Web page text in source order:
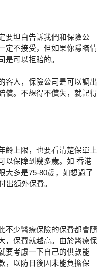
要坦白告訴我們和保險公
定不接受，但如果你隱瞞情
是可以拒賠的。
客人，保險公司是可以調出
償。不想得不償失，就記得
齡上限，也要看清楚保單上
以保障到幾多歲。如 香港
大多是75-80歲，如想過了
出額外保費。
不少醫療保險的保費都會隨
，保費就越高。由於醫療保
要考慮一下自己的供款能
，以防日後因未能負擔保